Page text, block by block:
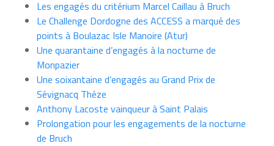
Les engagés du critérium Marcel Caillau à Bruch
Le Challenge Dordogne des ACCESS a marqué des
points à Boulazac Isle Manoire (Atur)
Une quarantaine d’engagés à la nocturne de
Monpazier
Une soixantaine d’engagés au Grand Prix de
Sévignacq Théze
Anthony Lacoste vainqueur à Saint Palais
Prolongation pour les engagements de la nocturne
de Bruch